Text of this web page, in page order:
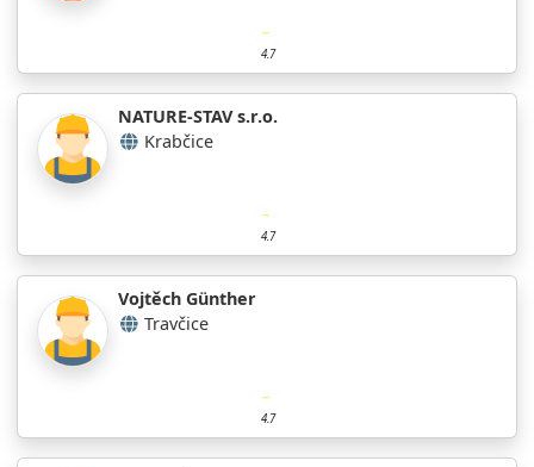
4.7
NATURE-STAV s.r.o.
Krabčice
4.7
Vojtěch Günther
Travčice
4.7